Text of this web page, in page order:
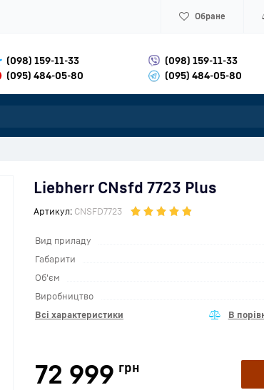
Обране
(098) 159-11-33
(095) 484-05-80
(098) 159-11-33
(095) 484-05-80
Liebherr CNsfd 7723 Plus
Артикул: CNSFD7723
Вид приладу
Габарити
Об'єм
Виробництво
Всі характеристики
72 999 грн